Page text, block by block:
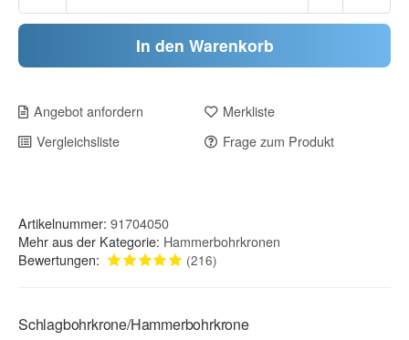
In den Warenkorb
Angebot anfordern
Merkliste
Vergleichsliste
Frage zum Produkt
Artikelnummer: 91704050
Mehr aus der Kategorie: Hammerbohrkronen
Bewertungen:
(216)
Schlagbohrkrone/Hammerbohrkrone